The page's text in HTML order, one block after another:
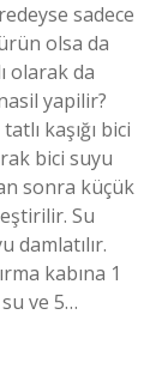
sadece
olsa da
olarak da
yapilir?
kaşığı bici
bici suyu
sonra küçük
Su
damlatılır.
kabına 1
ve 5…